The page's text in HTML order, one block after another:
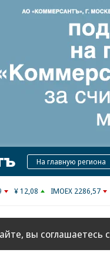
КоммерсантъНа главную региона
¥ 12,08 IMOEX 2286,57
вы соглашаетесь с